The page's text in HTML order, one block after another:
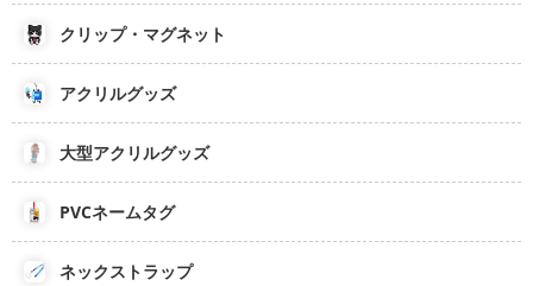
クリップ・マグネット
アクリルグッズ
大型アクリルグッズ
PVCネームタグ
ネックストラップ